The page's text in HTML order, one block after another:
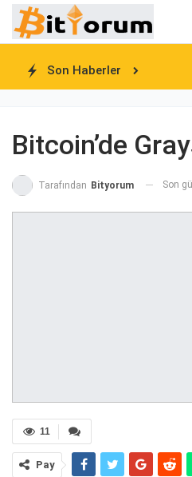
Son Haberler
Bitcoin’de
Tarafından Bityorum Son
11
Pay